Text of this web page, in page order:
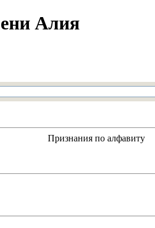
Алия
Признания по алфавиту